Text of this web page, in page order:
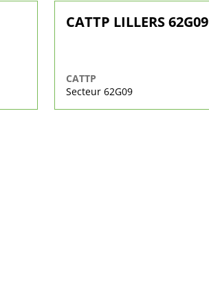
CATTP LILLERS 62G09
CATTP
Secteur 62G09